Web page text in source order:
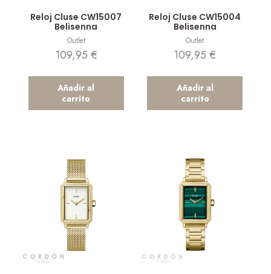
Reloj Cluse CW15007
Belisenna
Outlet
109,95 €
Añadir al
carrito
Reloj Cluse CW15004
Belisenna
Outlet
109,95€
Añadir al
carrito